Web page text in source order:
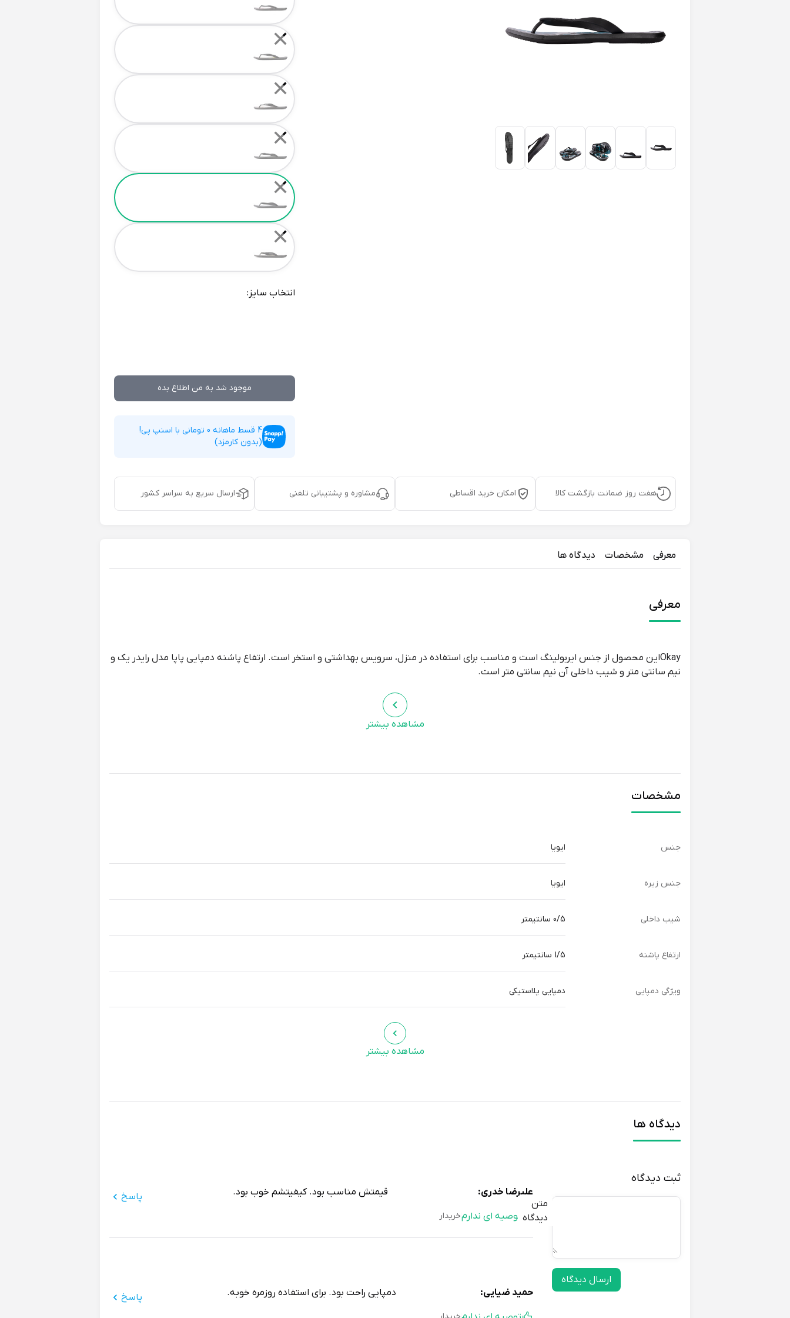
✕
✕
✕
✕
✕
انتخاب سایز:
موجود شد به من اطلاع بده
4 قسط ماهانه 0 تومانی با اسنپ پی!
(بدون کارمزد)
هفت روز ضمانت بازگشت کالا امکان خرید اقساطی مشاوره و پشتیبانی تلفنی ارسال سریع به سراسر کشور
معرفی مشخصات دیدگاه ها
معرفی
Okayاین محصول از جنس ایربولینگ است و مناسب برای استفاده در منزل، سرویس بهداشتی و استخر است. ارتفاع پاشنه دمپایی پاپا مدل رایدر یک و
نیم سانتی متر و شیب داخلی آن نیم سانتی متر است.
مشاهده بیشتر
مشخصات
جنس ایویا
جنس زیره ایویا
شیب داخلی 0/5 سانتیمتر
ارتفاع پاشنه 1/5 سانتیمتر
ویژگی دمپایی دمپایی پلاستیکی
مشاهده بیشتر
دیدگاه ها
ثبت دیدگاه
متن
دیدگاه
ارسال دیدگاه
علیرضا خدری: قیمتش مناسب بود. کیفیتشم خوب بود.
پاسخ
توصیه ای ندارمخریدار
حمید ضیایی: دمپایی راحت بود. برای استفاده روزمره خوبه.
پاسخ